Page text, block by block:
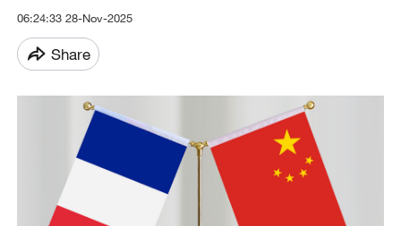
06:24:33 28-Nov-2025
Share